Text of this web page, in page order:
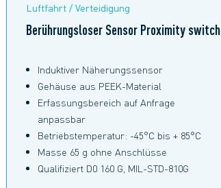
Luftfahrt / Verteidigung
Berührungsloser Sensor Proximity switch
Induktiver Näherungssensor
Gehäuse aus PEEK-Material
Erfassungsbereich auf Anfrage
anpassbar
Betriebstemperatur: -45°C bis + 85°C
Masse 65 g ohne Anschlüsse
Qualifiziert D0 160 G, MIL-STD-810G